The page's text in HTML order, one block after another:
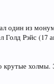
один из
Голд Рэйс